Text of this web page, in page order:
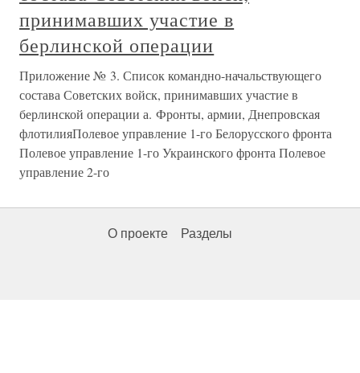
принимавших участие в
берлинской операции
Приложение № 3. Список командно-начальствующего
состава Советских войск, принимавших участие в
берлинской операции а. Фронты, армии, Днепровская
флотилияПолевое управление 1-го Белорусского фронта
Полевое управление 1-го Украинского фронта Полевое
управление 2-го
О проекте Разделы